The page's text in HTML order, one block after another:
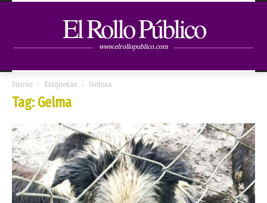
El Rollo Público
www.elrollopublico.com
Inicio Etiquetas Gelma
Tag: Gelma